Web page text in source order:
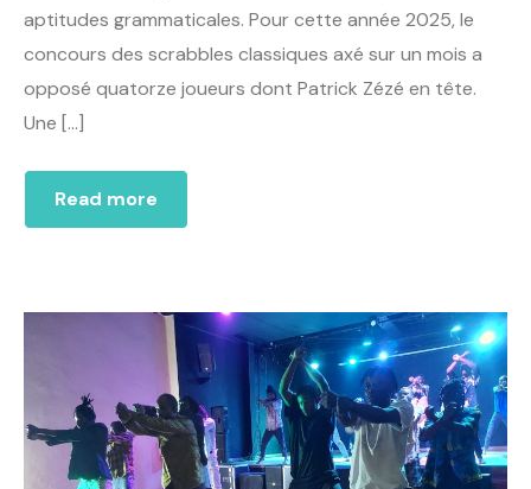
aptitudes grammaticales. Pour cette année 2025, le
concours des scrabbles classiques axé sur un mois a
opposé quatorze joueurs dont Patrick Zézé en tête.
Une […]
Read more